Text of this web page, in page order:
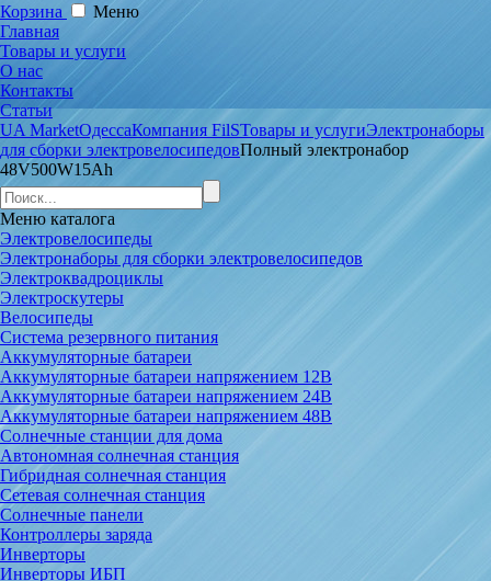
Корзина
Меню
Главная
Товары и услуги
О нас
Контакты
Статьи
UA MarketОдессаКомпания FilSТовары и услугиЭлектронаборы
для сборки электровелосипедовПолный электронабор
48V500W15Ah
Меню каталога
Электровелосипеды
Электронаборы для сборки электровелосипедов
Электроквадроциклы
Электроскутеры
Велосипеды
Система резервного питания
Аккумуляторные батареи
Аккумуляторные батареи напряжением 12В
Аккумуляторные батареи напряжением 24В
Аккумуляторные батареи напряжением 48В
Солнечные станции для дома
Автономная солнечная станция
Гибридная солнечная станция
Сетевая солнечная станция
Солнечные панели
Контроллеры заряда
Инверторы
Инверторы ИБП